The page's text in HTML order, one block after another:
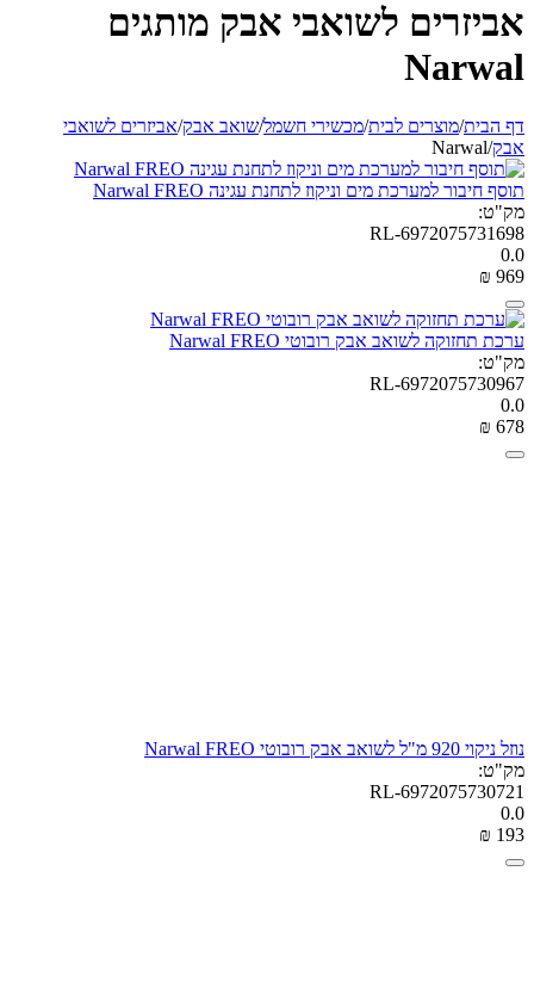
אביזרים לשואבי אבק מותגים
Narwal
דף הבית/מוצרים לבית/מכשירי חשמל/שואב אבק/אביזרים לשואבי
אבק/
Narwal
תוסף חיבור למערכת מים וניקוז לתחנת עגינה Narwal FREO
מק"ט:
RL-6972075731698
0.0
₪ ‍969‍
ערכת תחזוקה לשואב אבק רובוטי Narwal FREO
מק"ט:
RL-6972075730967
0.0
₪ ‍678‍
נוזל ניקוי 920 מ"ל לשואב אבק רובוטי Narwal FREO
מק"ט:
RL-6972075730721
0.0
₪ ‍193‍